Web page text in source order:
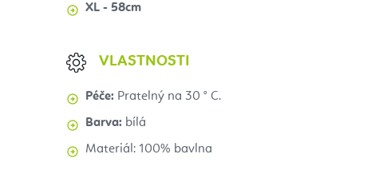
XL - 58cm
VLASTNOSTI
Péče: Pratelný na 30 ° C.
Barva: bílá
Materiál: 100% bavlna